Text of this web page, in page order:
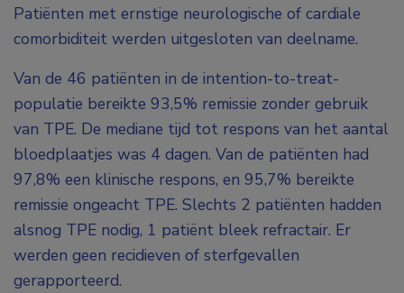
Patiënten met ernstige neurologische of cardiale
comorbiditeit werden uitgesloten van deelname.
Van de 46 patiënten in de intention-to-treat-
populatie bereikte 93,5% remissie zonder gebruik
van TPE. De mediane tijd tot respons van het aantal
bloedplaatjes was 4 dagen. Van de patiënten had
97,8% een klinische respons, en 95,7% bereikte
remissie ongeacht TPE. Slechts 2 patiënten hadden
alsnog TPE nodig, 1 patiënt bleek refractair. Er
werden geen recidieven of sterfgevallen
gerapporteerd.